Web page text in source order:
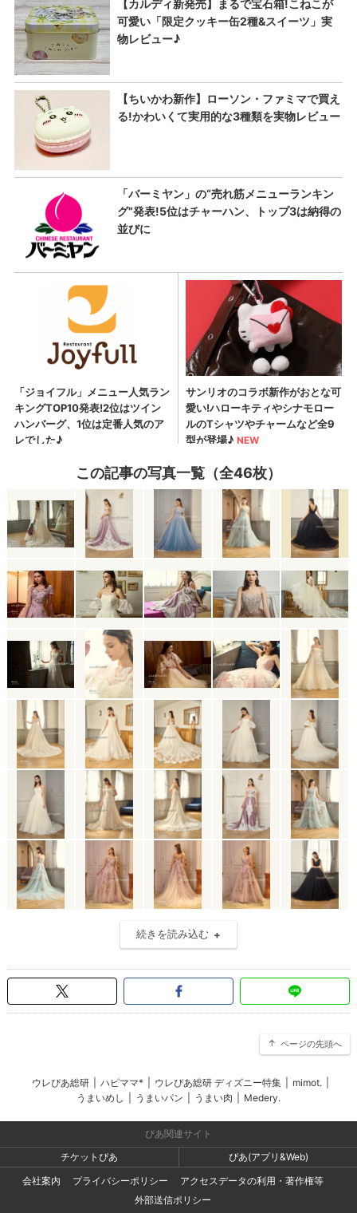
この記事の写真一覧（全46枚）
続きを読み込む
ページの先頭へ
ウレぴあ総研 ハピママ* ウレぴあ総研 ディズニー特集 mimot.
うまいめし
うまいパン うまい肉 Medery.
ぴあ関連サイト
チケットぴあ
ぴあ(アプリ&Web)
会社案内
プライバシーポリシー
アクセスデータの利用・著作権等
外部送信ポリシー